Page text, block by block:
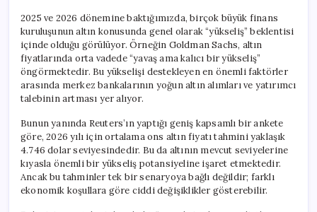
2025 ve 2026 dönemine baktığımızda, birçok büyük finans
kuruluşunun altın konusunda genel olarak “yükseliş” beklentisi
içinde olduğu görülüyor. Örneğin Goldman Sachs, altın
fiyatlarında orta vadede “yavaş ama kalıcı bir yükseliş”
öngörmektedir. Bu yükselişi destekleyen en önemli faktörler
arasında merkez bankalarının yoğun altın alımları ve yatırımcı
talebinin artması yer alıyor.
Bunun yanında Reuters’ın yaptığı geniş kapsamlı bir ankete
göre, 2026 yılı için ortalama ons altın fiyatı tahmini yaklaşık
4.746 dolar seviyesindedir. Bu da altının mevcut seviyelerine
kıyasla önemli bir yükseliş potansiyeline işaret etmektedir.
Ancak bu tahminler tek bir senaryoya bağlı değildir; farklı
ekonomik koşullara göre ciddi değişiklikler gösterebilir.